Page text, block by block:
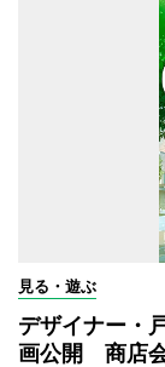
見る・遊ぶ
デザイナー・
画公開 商店